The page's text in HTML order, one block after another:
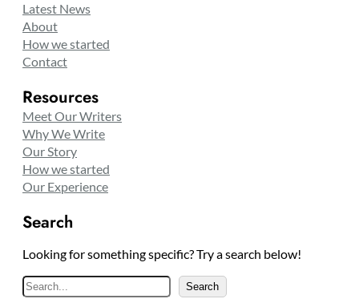
Latest News
About
How we started
Contact
Resources
Meet Our Writers
Why We Write
Our Story
How we started
Our Experience
Search
Looking for something specific? Try a search below!
S
e
Search